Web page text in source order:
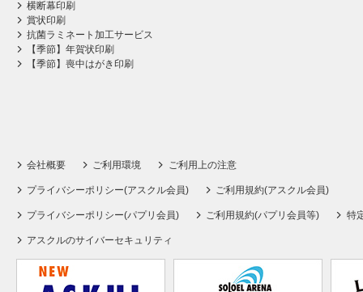
横断幕印刷
賞状印刷
抗菌ラミネート加工サービス
【季節】年賀状印刷
【季節】喪中はがき印刷
会社概要 ご利用環境 ご利用上の注意
プライバシーポリシー(アスクル会員) ご利用規約(アスクル会員)
プライバシーポリシー(パプリ会員) ご利用規約(パプリ会員等) 特
アスクルのサイバーセキュリティ